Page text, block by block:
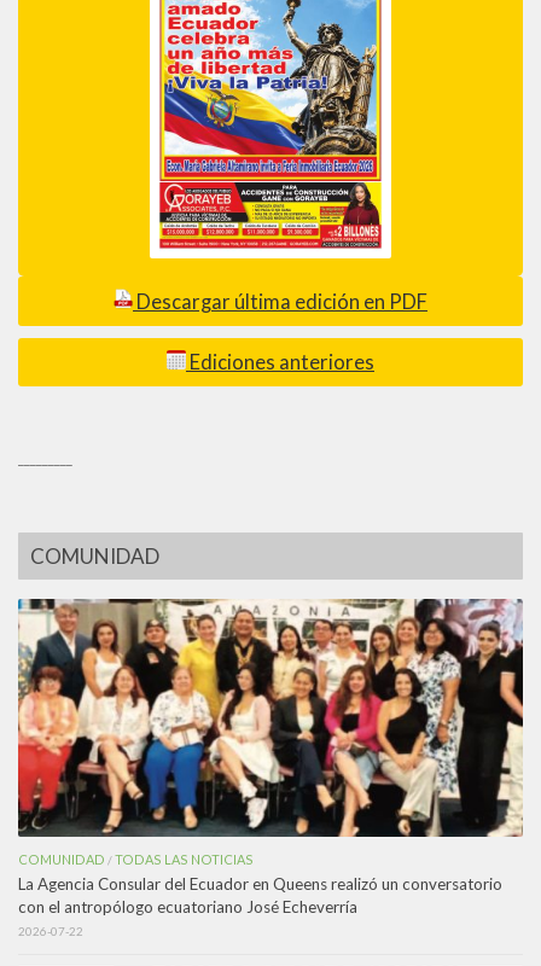
Descargar última edición en PDF
Ediciones anteriores
COMUNIDAD
COMUNIDAD /TODAS LAS NOTICIAS
La Agencia Consular del Ecuador en Queens realizó un conversatorio
con el antropólogo ecuatoriano José Echeverría
2026-07-22